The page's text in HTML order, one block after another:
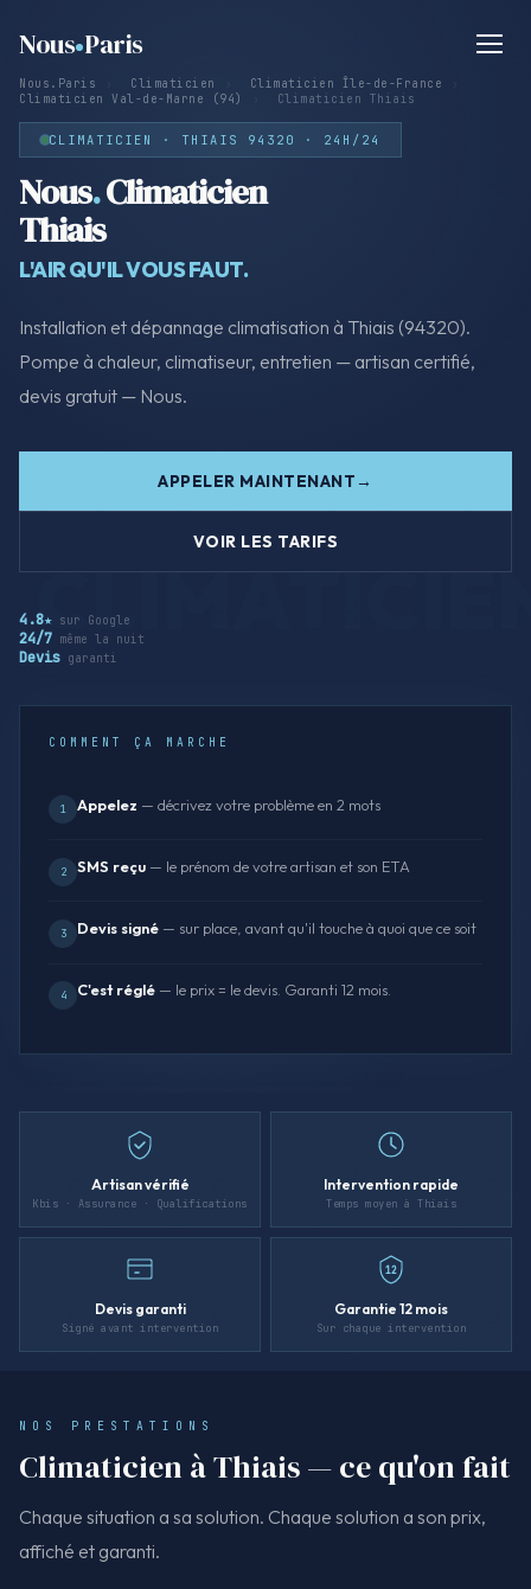
Nous Paris
Nous.Paris Climaticien Climaticien Île-de-France
Climaticien Val-de-Marne (94)
Climaticien Thiais
CLIMATICIEN · THIAIS 94320 · 24H/24
Nous.Climaticien
Thiais
L'AIR QU'IL VOUS FAUT.
Installation et dépannage climatisation à Thiais (94320).
Pompe à chaleur, climatiseur, entretien — artisan certifié,
devis gratuit — Nous.
APPELER MAINTENANT
VOIR LES TARIFS
4.8★ sur Google
24/7 même la nuit
Devis garanti
COMMENT ÇA MARCHE
1 Appelez — décrivez votre problème en 2 mots
2 SMS reçu — le prénom de votre artisan et son ETA
3 Devis signé — sur place, avant qu'il touche à quoi que ce soit
4 C'est réglé — le prix = le devis. Garanti 12 mois.
Artisan vérifié
Kbis · Assurance · Qualifications
Intervention rapide
Temps moyen à Thiais
Devis garanti
Signé avant intervention
12
Garantie 12 mois
Sur chaque intervention
NOS PRESTATIONS
Climaticien à Thiais — ce qu'on fait
Chaque situation a sa solution. Chaque solution a son prix,
affiché et garanti.